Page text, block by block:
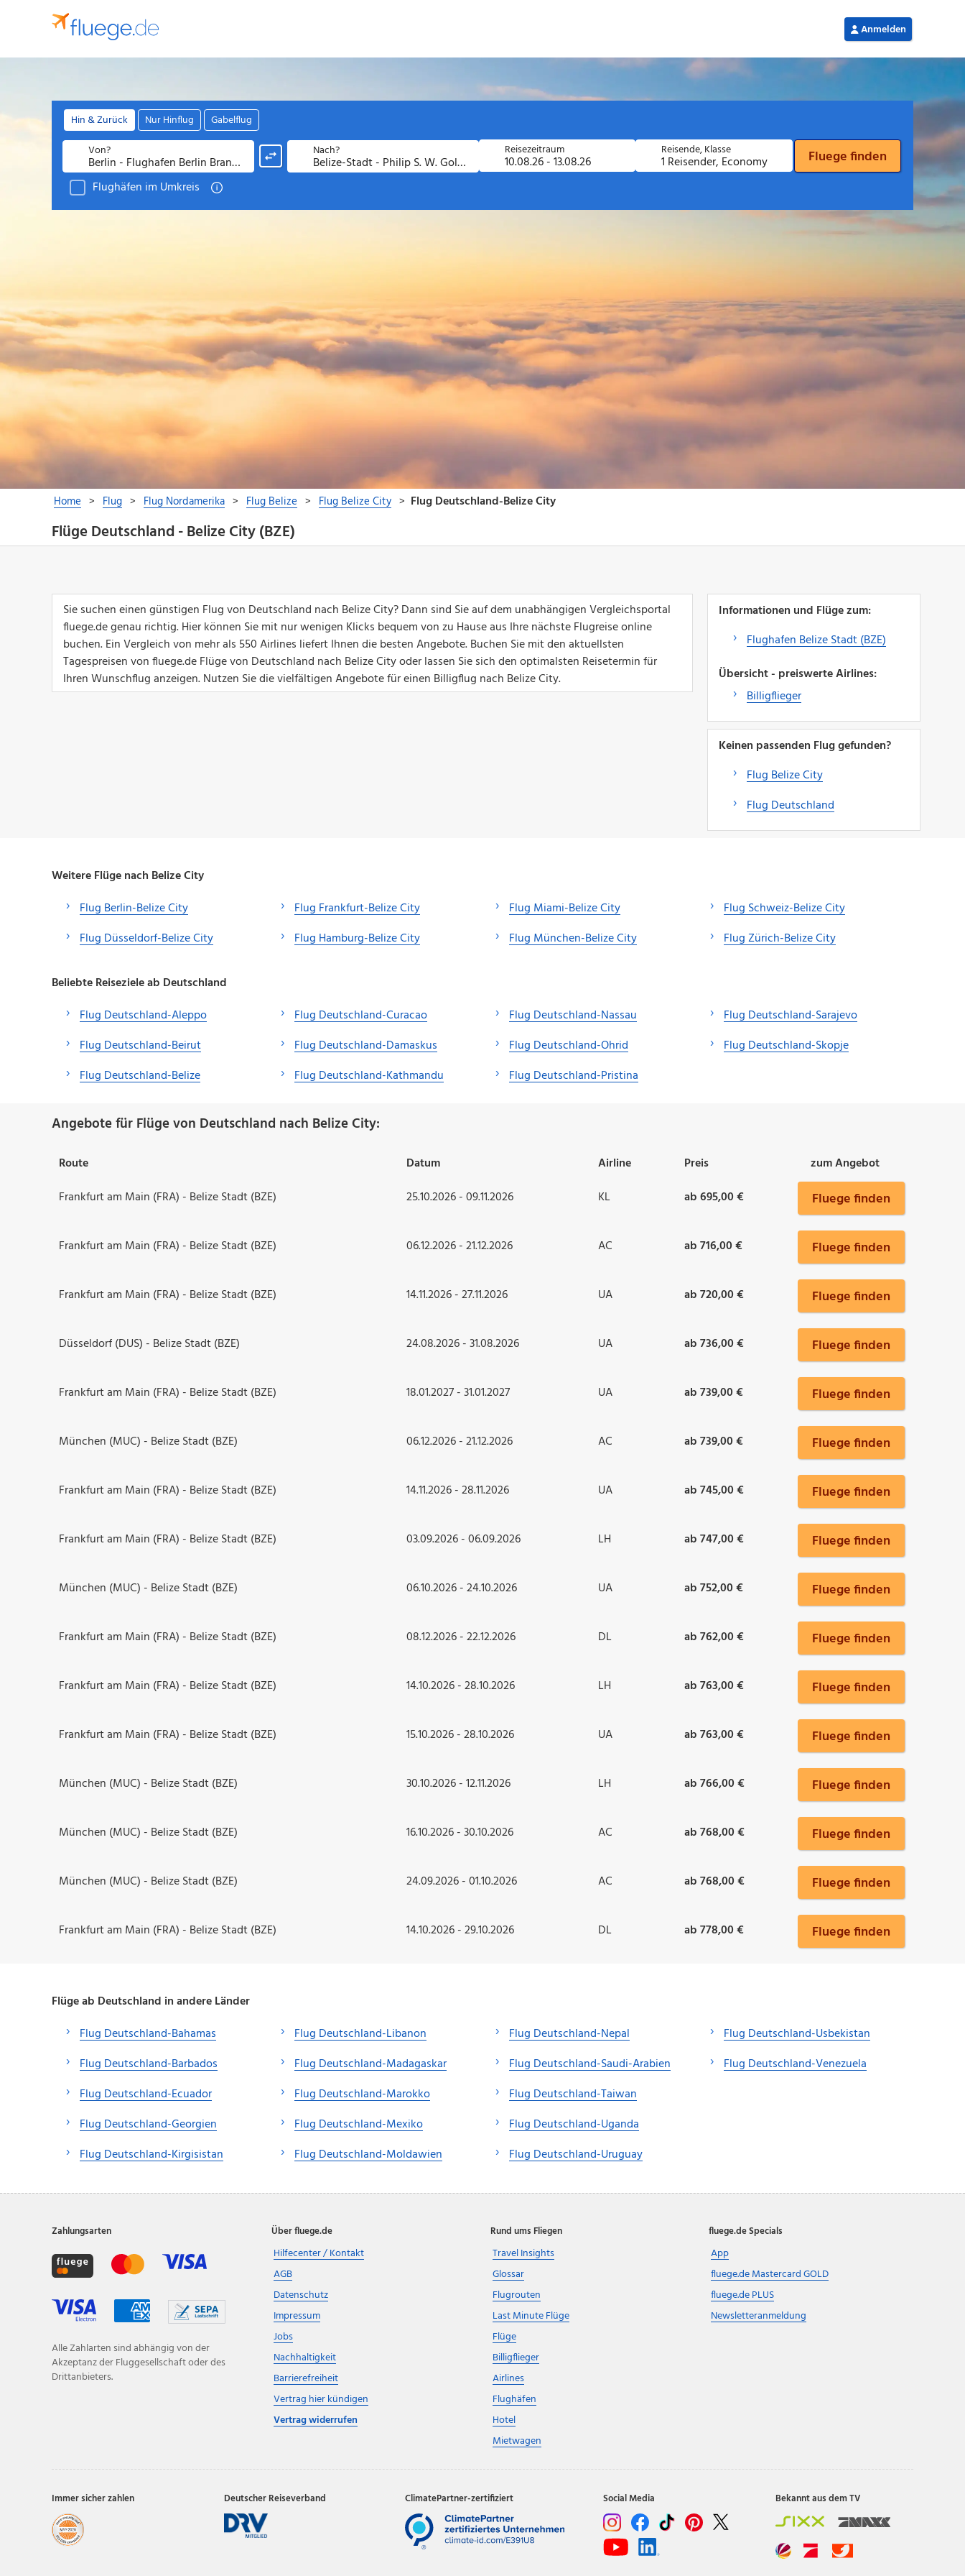
Flüge Deutschland - Belize City (BZE)
Sie suchen einen günstigen Flug von Deutschland nach Belize City? Dann sind Sie auf dem unabhängigen Vergleichsportal
fluege.de genau richtig. Hier können Sie mit nur wenigen Klicks bequem von zu Hause aus Ihre nächste Flugreise online
buchen. Ein Vergleich von mehr als 550 Airlines liefert Ihnen die besten Angebote. Buchen Sie mit den aktuellsten
Tagespreisen von fluege.de Flüge von Deutschland nach Belize City oder lassen Sie sich den optimalsten Reisetermin für
Ihren Wunschflug anzeigen. Nutzen Sie die vielfältigen Angebote für einen Billigflug nach Belize City.
Informationen und Flüge zum:
Flughafen Belize Stadt (BZE)
Übersicht - preiswerte Airlines:
Billigflieger
Keinen passenden Flug gefunden?
Flug Belize City
Flug Deutschland
Weitere Flüge nach Belize City
Flug Berlin-Belize City
Flug Düsseldorf-Belize City
Flug Frankfurt-Belize City
Flug Hamburg-Belize City
Flug Miami-Belize City
Flug München-Belize City
Flug Schweiz-Belize City
Flug Zürich-Belize City
Beliebte Reiseziele ab Deutschland
Flug Deutschland-Aleppo
Flug Deutschland-Beirut
Flug Deutschland-Belize
Flug Deutschland-Curacao
Flug Deutschland-Damaskus
Flug Deutschland-Kathmandu
Flug Deutschland-Nassau
Flug Deutschland-Ohrid
Flug Deutschland-Pristina
Flug Deutschland-Sarajevo
Flug Deutschland-Skopje
Angebote für Flüge von Deutschland nach Belize City:
Route Datum Airline Preis
zum Angebot
Frankfurt am Main (FRA) - Belize Stadt (BZE)
25.10.2026 - 09.11.2026 KL ab 695,00 € Fluege finden
Frankfurt am Main (FRA) - Belize Stadt (BZE) 06.12.2026 - 21.12.2026 AC ab 716,00 € Fluege finden
Frankfurt am Main (FRA) - Belize Stadt (BZE) 14.11.2026 - 27.11.2026 UA ab 720,00 € Fluege finden
Düsseldorf (DUS) - Belize Stadt (BZE) 24.08.2026 - 31.08.2026 UA ab 736,00 € Fluege finden
Frankfurt am Main (FRA) - Belize Stadt (BZE) 18.01.2027 - 31.01.2027 UA ab 739,00 € Fluege finden
München (MUC) - Belize Stadt (BZE) 06.12.2026 - 21.12.2026 AC ab 739,00 € Fluege finden
Frankfurt am Main (FRA) - Belize Stadt (BZE) 14.11.2026 - 28.11.2026 UA ab 745,00 € Fluege finden
Frankfurt am Main (FRA) - Belize Stadt (BZE) 03.09.2026 - 06.09.2026 LH ab 747,00 € Fluege finden
München (MUC) - Belize Stadt (BZE) 06.10.2026 - 24.10.2026 UA ab 752,00 € Fluege finden
Frankfurt am Main (FRA) - Belize Stadt (BZE) 08.12.2026 - 22.12.2026 DL ab 762,00 € Fluege finden
Frankfurt am Main (FRA) - Belize Stadt (BZE) 14.10.2026 - 28.10.2026 LH ab 763,00 € Fluege finden
Frankfurt am Main (FRA) - Belize Stadt (BZE) 15.10.2026 - 28.10.2026 UA ab 763,00 € Fluege finden
München (MUC) - Belize Stadt (BZE) 30.10.2026 - 12.11.2026 LH ab 766,00 € Fluege finden
München (MUC) - Belize Stadt (BZE) 16.10.2026 - 30.10.2026 AC ab 768,00 € Fluege finden
München (MUC) - Belize Stadt (BZE) 24.09.2026 - 01.10.2026 AC ab 768,00 € Fluege finden
Frankfurt am Main (FRA) - Belize Stadt (BZE) 14.10.2026 - 29.10.2026 DL ab 778,00 € Fluege finden
Flüge ab Deutschland in andere Länder
Flug Deutschland-Bahamas
Flug Deutschland-Barbados
Flug Deutschland-Ecuador
Flug Deutschland-Georgien
Flug Deutschland-Kirgisistan
Flug Deutschland-Libanon
Flug Deutschland-Madagaskar
Flug Deutschland-Marokko
Flug Deutschland-Mexiko
Flug Deutschland-Moldawien
Flug Deutschland-Nepal
Flug Deutschland-Saudi-Arabien
Flug Deutschland-Taiwan
Flug Deutschland-Uganda
Flug Deutschland-Uruguay
Flug Deutschland-Usbekistan
Flug Deutschland-Venezuela